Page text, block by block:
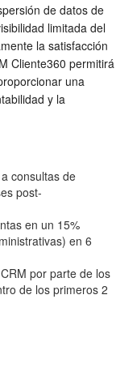
de datos de
limitada del
la satisfacción
Cliente360 permitirá
una
y la
consultas de
post-
en un 15%
en 6
por parte de los
de los primeros 2